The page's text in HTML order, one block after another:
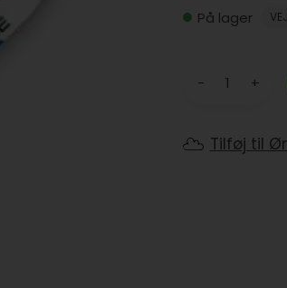
På lager
- +
Tilføj til